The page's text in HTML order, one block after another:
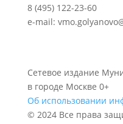
8 (495) 122-23-60
e-mail:
Сетевое издание
в городе Москве 0+
Об использовании
© 2024 Все права